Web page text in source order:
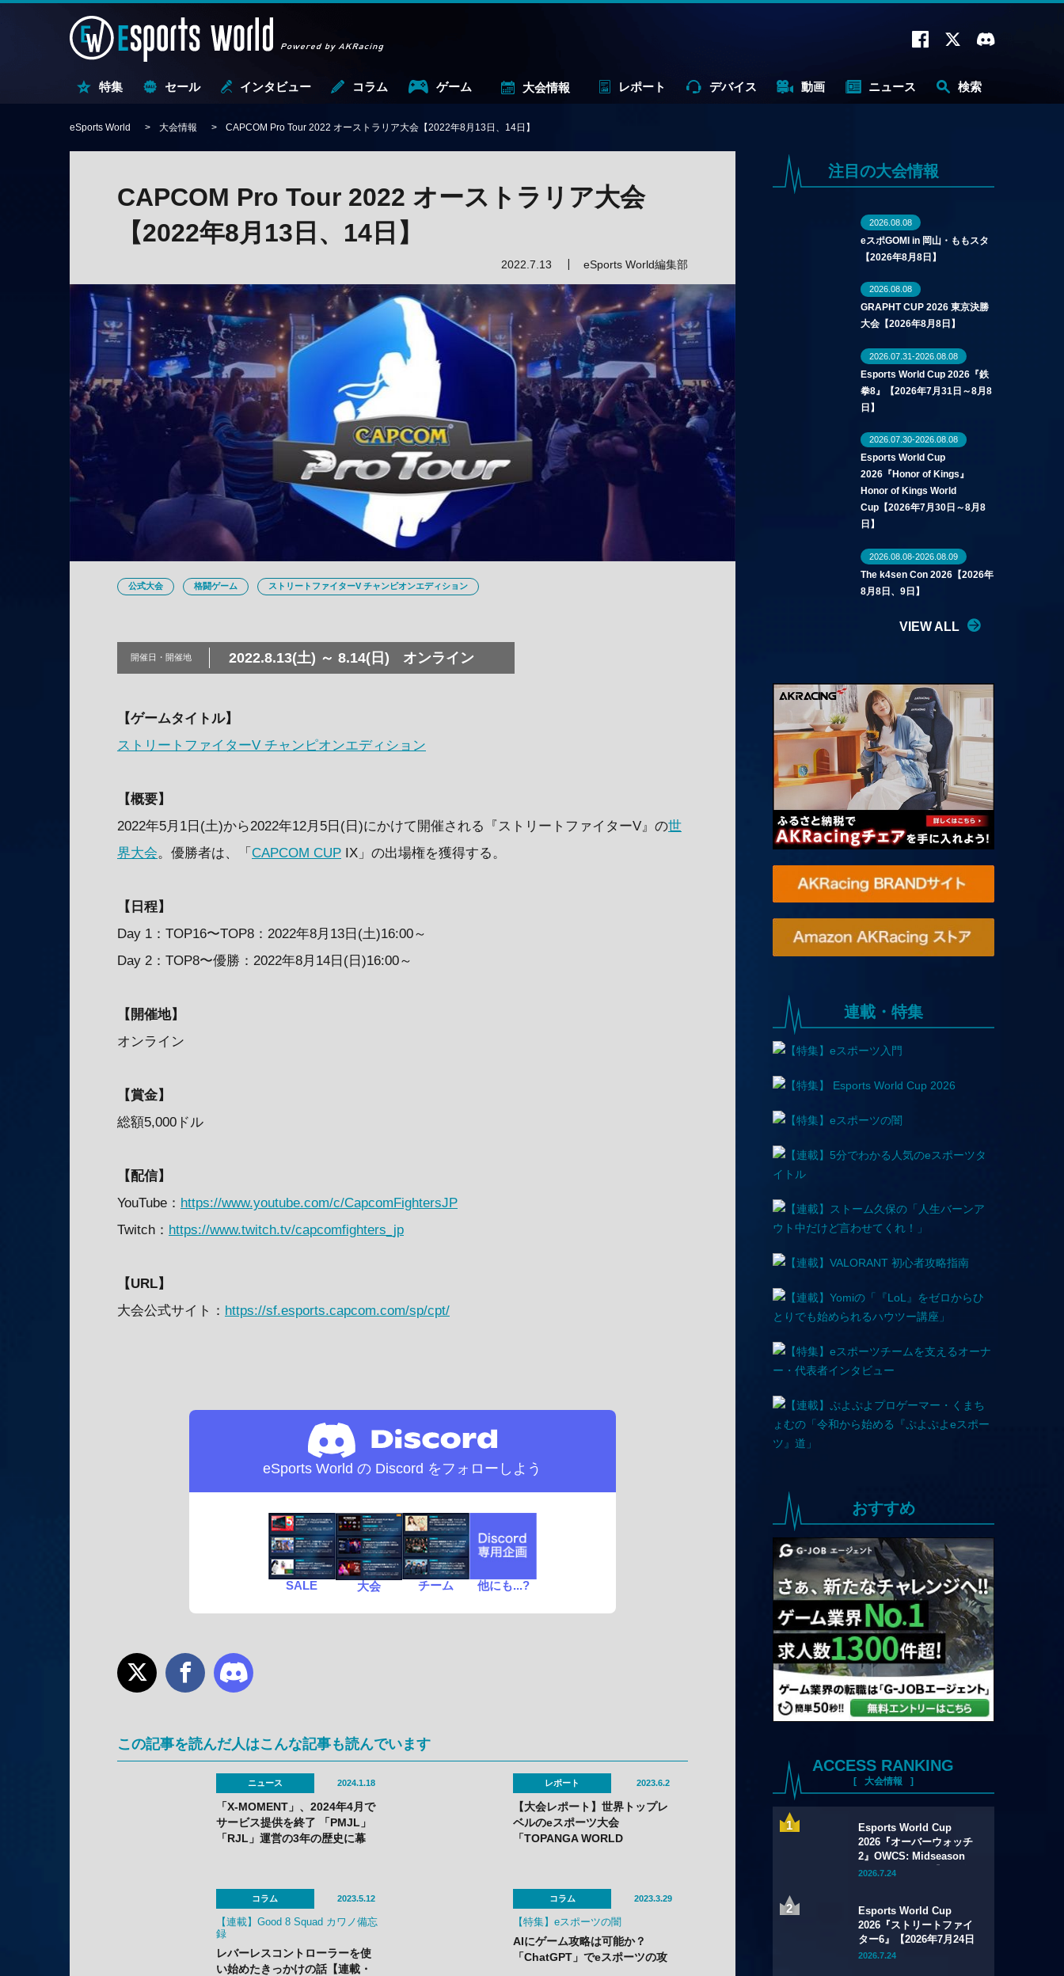
特集 セール インタビュー コラム ゲーム 大会情報 レポート デバイス 動画 ニュース 検索
eSports World 大会情報 CAPCOM Pro Tour 2022 オーストラリア大会【2022年8月13日、14日】
CAPCOM Pro Tour 2022 オーストラリア大会
【2022年8月13日、14日】
2022.7.13 eSports World編集部
公式大会 格闘ゲーム ストリートファイターV チャンピオンエディション
開催日・ 開催地 2022.8.13(土) ～ 8.14(日) オンライン
【ゲームタイトル】
ストリートファイターV チャンピオンエディション
【概要】
2022年5月1日(土)から2022年12月5日(日)にかけて開催される『ストリートファイターV』の世
界大会。優勝者は、「 CAPCOM CUP IX」の出場権を獲得する。
【日程】
Day 1：TOP16〜TOP8：2022年8月13日(土)16:00～
Day 2：TOP8〜優勝：2022年8月14日(日)16:00～
【開催地】
オンライン
【賞金】
総額5,000ドル
【配信】
YouTube： https://www.youtube.com/c/CapcomFightersJP
Twitch： https://www.twitch.tv/capcomfighters_jp
【URL】
大会公式サイト： https://sf.esports.capcom.com/sp/cpt/
eSports World の Discord をフォローしよう
SALE 大会 チーム 他にも...?
この記事を読んだ人はこんな記事も読んでいます
ニュース 2024.1.18
「X-MOMENT」、2024年4月で
サービス提供を終了 「PMJL」
「RJL」運営の3年の歴史に幕
レポート 2023.6.2
【大会レポート】世界トップレ
ベルのeスポーツ大会
「TOPANGA WORLD
コラム 2023.5.12
【連載】Good 8 Squad カワノ備忘
録
レバーレスコントローラーを使
い始めたきっかけの話【連載・
コラム 2023.3.29
【特集】eスポーツの闇
AIにゲーム攻略は可能か？
「ChatGPT」でeスポーツの攻
注目の大会情報
2026.08.08
eスポGOMI in 岡山・ももスタ
【2026年8月8日】
2026.08.08
GRAPHT CUP 2026 東京決勝
大会【2026年8月8日】
2026.07.31-2026.08.08
Esports World Cup 2026『鉄
拳8』【2026年7月31日～8月8
日】
2026.07.30-2026.08.08
Esports World Cup
2026『Honor of Kings』
Honor of Kings World
Cup【2026年7月30日～8月8
日】
2026.08.08-2026.08.09
The k4sen Con 2026【2026年
8月8日、9日】
VIEW ALL
連載・特集
おすすめ
ACCESS RANKING
大会情報
Esports World Cup
2026『オーバーウォッチ
2』OWCS: Midseason
Championship【2026年
2026.7.24
Esports World Cup
2026『ストリートファイ
ター6』【2026年7月24日
～8月1日】
2026.7.24